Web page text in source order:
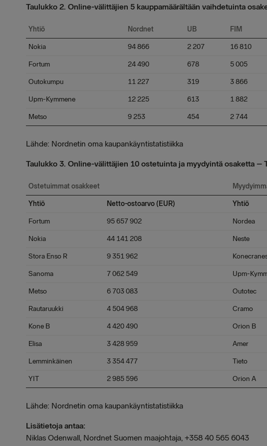
Taulukko 2. Online-välittäjien 5 kauppamäärältään vaihdetuinta
Yhtiö Nordnet UB FIM
Nokia 94 866 2 207 16 810
Fortum 24 490 678 5 005
Outokumpu 11 227 319 3 866
Upm-Kymmene 12 225 613 1 882
Metso 9 253 454 2 744
Lähde: Nordnetin oma kaupankäyntistatistiikka
Taulukko 3. Online-välittäjien 10 ostetuinta ja myydyintä osaketta –
Ostetuimmat osakkeet
Yhtiö Netto-ostoarvo (EUR) Yhtiö
Fortum 95 657 902 Nordea
Nokia 44 141 208 Neste
Stora Enso R 9 351 962
Sanoma 7 062 549 Upm-
Metso 6 703 083 Outotec
Rautaruukki 4 504 968 Cramo
Kone B 4 420 490 Orion B
Elisa 3 428 959 Amer
Lemminkäinen 3 354 477 Tieto
YIT 2 985 596 Orion A
Lähde: Nordnetin oma kaupankäyntistatistiikka
Lisätietoja antaa:
Niklas Odenwall, Nordnet Suomen maajohtaja, +358 40 565 6043